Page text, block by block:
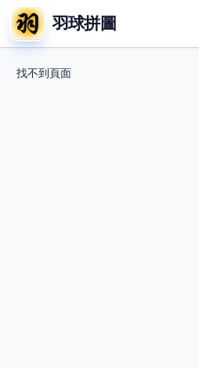
羽球拼圖
找不到頁面